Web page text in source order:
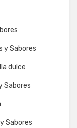
y Sabores
dulce
Sabores
Sabores